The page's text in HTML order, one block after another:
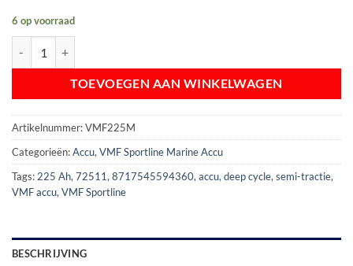
6 op voorraad
TOEVOEGEN AAN WINKELWAGEN
Artikelnummer:VMF225M
Categorieën:Accu,VMF Sportline Marine Accu
Tags:225 Ah,72511,8717545594360,accu,deep cycle,semi-tractie,
VMF accu,VMF Sportline
BESCHRIJVING